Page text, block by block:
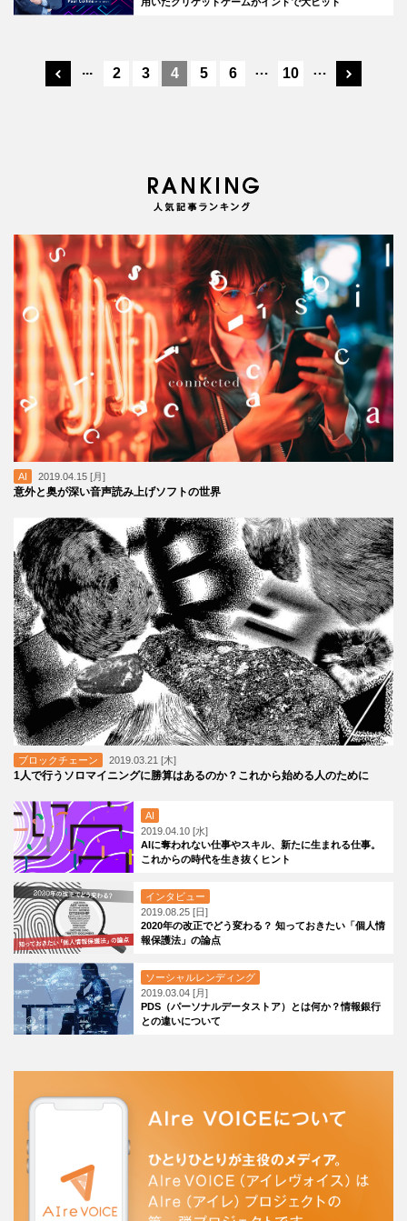
... 2 3 4 5 6 … 10 …
AI 2019.04.15 [月]
意外と奥が深い音声読み上げソフトの世界
ブロックチェーン 2019.03.21 [木]
1人で行うソロマイニングに勝算はあるのか？これから始める人のために
AI
2019.04.10 [水]
AIに奪われない仕事やスキル、新たに生まれる仕事。
これからの時代を生き抜くヒント
インタビュー
2019.08.25 [日]
2020年の改正でどう変わる？ 知っておきたい「個人情
報保護法」の論点
ソーシャルレンディング
2019.03.04 [月]
PDS（パーソナルデータストア）とは何か？情報銀行
との違いについて